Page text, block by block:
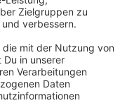
Details zum